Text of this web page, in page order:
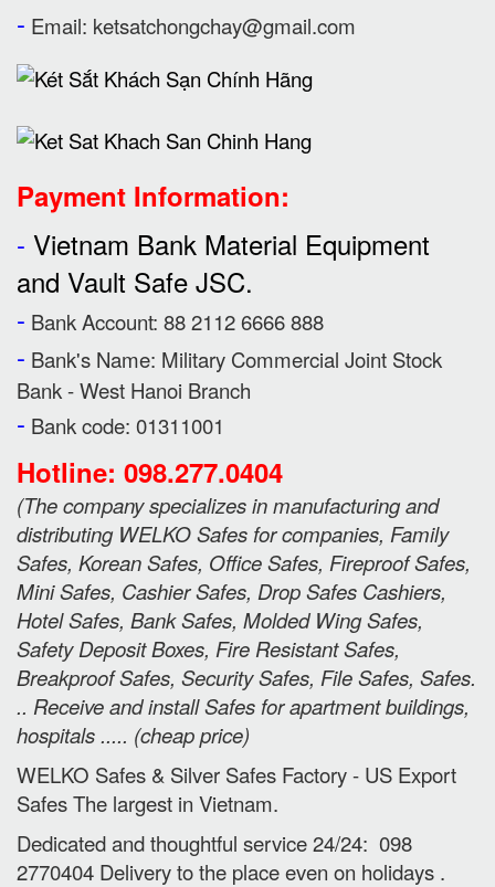
- Email: ketsatchongchay@gmail.com
Payment Information:
- Vietnam Bank Material Equipment
and Vault Safe JSC.
- Bank Account: 88 2112 6666 888
- Bank's Name: Military Commercial Joint Stock
Bank - West Hanoi Branch
- Bank code: 01311001
Hotline: 098.277.0404
(The company specializes in manufacturing and
distributing WELKO Safes for companies, Family
Safes, Korean Safes, Office Safes, Fireproof Safes,
Mini Safes, Cashier Safes, Drop Safes Cashiers,
Hotel Safes, Bank Safes, Molded Wing Safes,
Safety Deposit Boxes, Fire Resistant Safes,
Breakproof Safes, Security Safes, File Safes, Safes.
.. Receive and install Safes for apartment buildings,
hospitals ..... (cheap price)
WELKO Safes & Silver Safes Factory - US Export
Safes The largest in Vietnam.
Dedicated and thoughtful service 24/24: 098
2770404 Delivery to the place even on holidays .